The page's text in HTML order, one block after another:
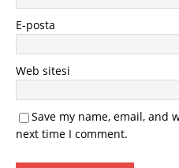
E-posta
Web sitesi
Save my name, email, and
next time I comment.